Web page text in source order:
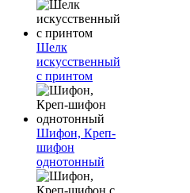
Шелк
искусственный
с принтом
Шифон, Креп-
шифон
однотонный